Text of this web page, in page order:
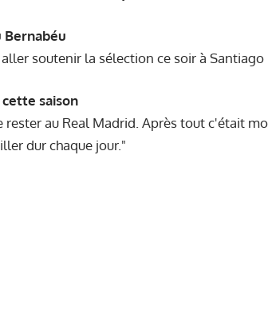
Bernabéu
soutenir la sélection ce soir à Santiago
saison
rester au Real Madrid. Après tout c'était
dur chaque jour."